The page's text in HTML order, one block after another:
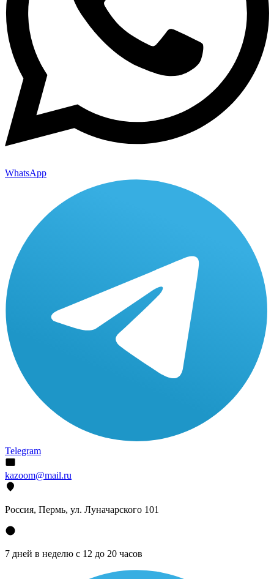
WhatsApp
Telegram
kazoom@mail.ru
Россия, Пермь, ул. Луначарского 101
7 дней в неделю с 12 до 20 часов